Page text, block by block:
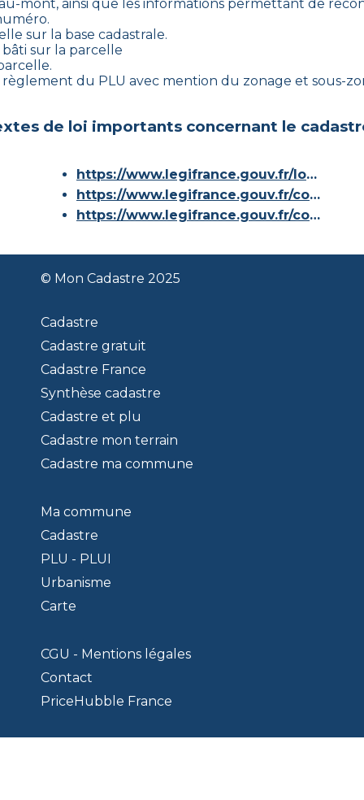
mont, ainsi que les informations permettant de
sur la base cadastrale.
sur la parcelle
du PLU avec mention du zonage et sous-
de loi importants concernant le
https://www.legifrance.gouv.fr/loda/id/JORFTEXT000000686267/
https://www.legifrance.gouv.fr/codes/article_lc/LEGIARTI000036588629/
https://www.legifrance.gouv.fr/codes/id/LEGISCTA000006180153/
© Mon Cadastre 2025
Cadastre
Cadastre gratuit
Cadastre France
Synthèse cadastre
Cadastre et plu
Cadastre mon terrain
Cadastre ma commune
Ma commune
Cadastre
PLU - PLUI
Urbanisme
Carte
CGU - Mentions légales
Contact
PriceHubble France